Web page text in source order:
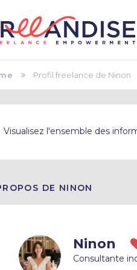
Profil freelance de Ninon
Visualisez l'ensemble des
DE NINON
Ninon
Consultante